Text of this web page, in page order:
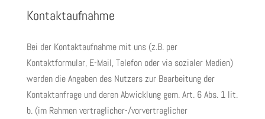
Kontaktaufnahme
Bei der Kontaktaufnahme mit uns (z.B. per
Kontaktformular, E-Mail, Telefon oder via sozialer Medien)
werden die Angaben des Nutzers zur Bearbeitung der
Kontaktanfrage und deren Abwicklung gem. Art. 6 Abs. 1 lit.
b. (im Rahmen vertraglicher-/vorvertraglicher